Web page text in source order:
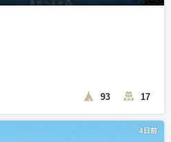
93 17
4日前